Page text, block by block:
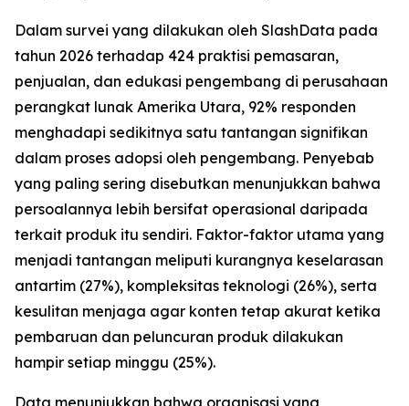
Dalam survei yang dilakukan oleh SlashData pada
tahun 2026 terhadap 424 praktisi pemasaran,
penjualan, dan edukasi pengembang di perusahaan
perangkat lunak Amerika Utara, 92% responden
menghadapi sedikitnya satu tantangan signifikan
dalam proses adopsi oleh pengembang. Penyebab
yang paling sering disebutkan menunjukkan bahwa
persoalannya lebih bersifat operasional daripada
terkait produk itu sendiri. Faktor-faktor utama yang
menjadi tantangan meliputi kurangnya keselarasan
antartim (27%), kompleksitas teknologi (26%), serta
kesulitan menjaga agar konten tetap akurat ketika
pembaruan dan peluncuran produk dilakukan
hampir setiap minggu (25%).
Data menunjukkan bahwa organisasi yang